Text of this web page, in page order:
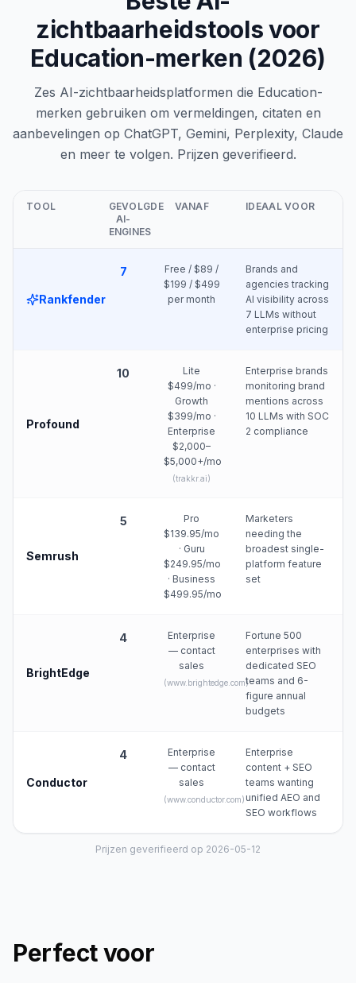
zichtbaarheidstools voor
Education-merken (2026)
Zes AI-zichtbaarheidsplatformen die Education-
merken gebruiken om vermeldingen, citaten en
aanbevelingen op ChatGPT, Gemini, Perplexity, Claude
en meer te volgen. Prijzen geverifieerd.
TOOL
GEVOLGDE
AI-
ENGINES
VANAF IDEAAL VOOR
Rankfender
7
Free / $89 /
$199 / $499
per month
Brands and
agencies tracking
AI visibility across
7 LLMs without
enterprise pricing
Profound
10
Lite
$499/mo ·
Growth
$399/mo ·
Enterprise
$2,000–
$5,000+/mo
(trakkr.ai)
Enterprise brands
monitoring brand
mentions across
10 LLMs with SOC
2 compliance
Semrush
5
Pro
$139.95/mo
· Guru
$249.95/mo
· Business
$499.95/mo
Marketers
needing the
broadest single-
platform feature
set
BrightEdge
4
Enterprise
— contact
sales
(www.brightedge.com)
Fortune 500
enterprises with
dedicated SEO
teams and 6-
figure annual
budgets
Conductor
4
Enterprise
— contact
sales
(www.conductor.com)
Enterprise
content + SEO
teams wanting
unified AEO and
SEO workflows
Prijzen geverifieerd op 2026-05-12
Perfect voor